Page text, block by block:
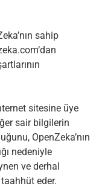
sahip
sitesine üye
sair bilgilerin
OpenZeka’nın
nedeniyle
ve derhal
eder.